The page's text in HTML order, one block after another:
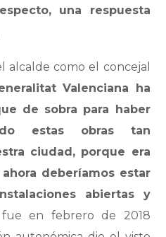
una respuesta
alcalde como el concejal
Valenciana ha
de sobra para haber
estas obras tan
ciudad, porque era
deberíamos estar
abiertas y
en febrero de 2018